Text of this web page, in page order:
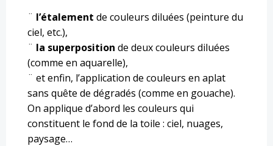
¨ l’étalement de couleurs diluées (peinture du
ciel, etc.),
¨ la superposition de deux couleurs diluées
(comme en aquarelle),
¨ et enfin, l’application de couleurs en aplat
sans quête de dégradés (comme en gouache).
On applique d’abord les couleurs qui
constituent le fond de la toile : ciel, nuages,
paysage…